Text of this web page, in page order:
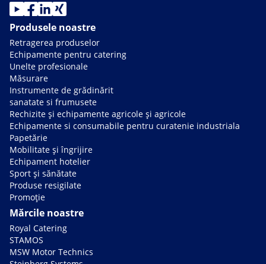
Produsele noastre
Retragerea produselor
Echipamente pentru catering
Unelte profesionale
Măsurare
Instrumente de grădinărit
sanatate si frumusete
Rechizite și echipamente agricole și agricole
Echipamente si consumabile pentru curatenie industriala
Papetărie
Mobilitate și îngrijire
Echipament hotelier
Sport și sănătate
Produse resigilate
Promoție
Mărcile noastre
Royal Catering
STAMOS
MSW Motor Technics